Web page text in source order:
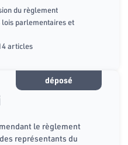
du règlement
lois parlementaires et
articles
déposé
le règlement
représentants du